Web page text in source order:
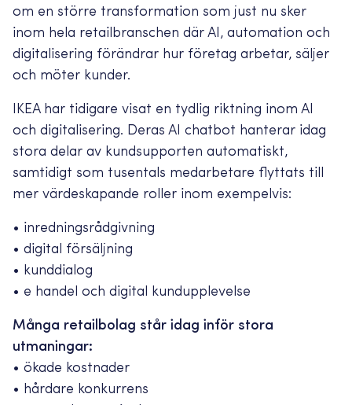
om en större transformation som just nu sker
inom hela retailbranschen där AI, automation och
digitalisering förändrar hur företag arbetar, säljer
och möter kunder.
IKEA har tidigare visat en tydlig riktning inom AI
och digitalisering. Deras AI chatbot hanterar idag
stora delar av kundsupporten automatiskt,
samtidigt som tusentals medarbetare flyttats till
mer värdeskapande roller inom exempelvis:
• inredningsrådgivning
• digital försäljning
• kunddialog
• e handel och digital kundupplevelse
Många retailbolag står idag inför stora
utmaningar:
• ökade kostnader
• hårdare konkurrens